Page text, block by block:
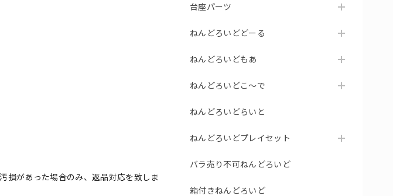
台座パーツ
ねんどろいどどーる
ねんどろいどもあ
ねんどろいどこ～で
ねんどろいどらいと
ねんどろいどプレイセット
バラ売り不可ねんどろいど
箱付きねんどろいど
損があった場合のみ、返品対応を致しま